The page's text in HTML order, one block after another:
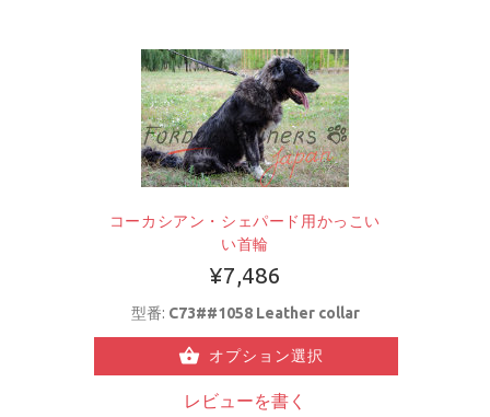
コーカシアン・シェパード用かっこい
い首輪
¥7,486
型番: C73##1058 Leather collar
オプション選択
レビューを書く